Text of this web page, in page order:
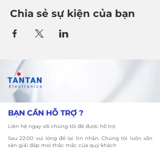
Chia sẻ sự kiện của bạn
​BẠN CẦN HỖ TRỢ ?
Liên hệ ngay với chúng tôi để được hỗ trợ.
​Sau 22:00 vui lòng để lại tin nhắn. Chúng tôi luôn sẵn
sàn giải đáp mọi thắc mắc của quý khách